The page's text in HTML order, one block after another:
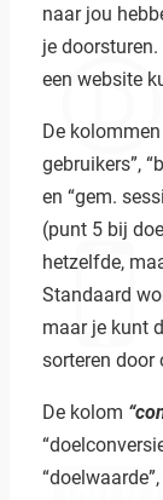
naar jou
je
een website
De kolommen
gebruikers”,
en “gem.
(punt 5 bij
hetzelfde,
Standaard
maar je kunt
sorteren door
De kolom